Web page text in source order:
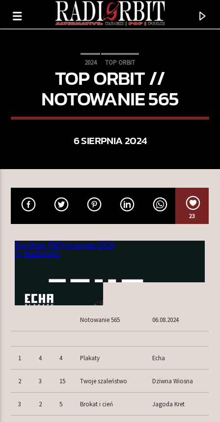
TRUCIZNA
KASIA LINS
TERAZ W RAMÓWCE
EXTRA ORBIT
Radio Orbit
2024 TOP ORBIT
TOP ORBIT //
NOTOWANIE 565
6 SIERPNIA 2024
23
Notowanie 565 06.08.2024
1 4 4 Plakaty Echa
2 3 15 Twoje szaleństwo Dziwna Wiosna
3 2 5 Brokat i cień Jagoda Kret